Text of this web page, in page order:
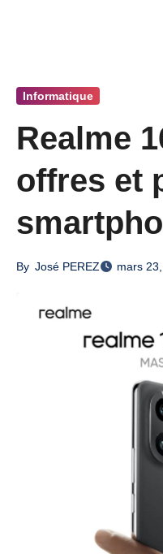
Informatique
Realme
offres et
By José PEREZ mars